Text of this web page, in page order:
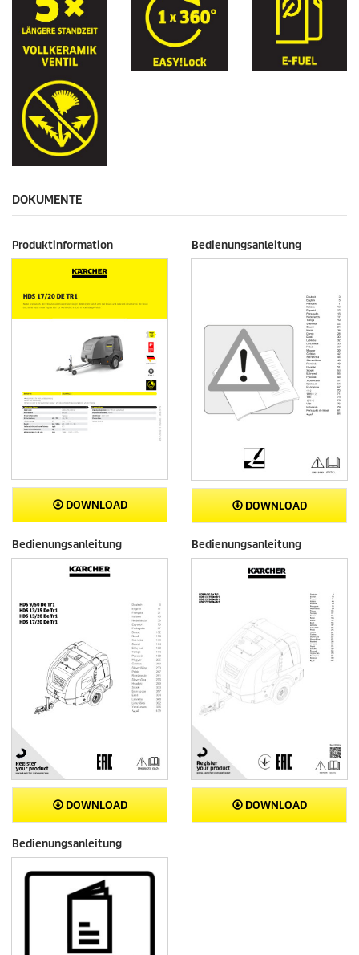
DOKUMENTE
Produktinformation
DOWNLOAD
Bedienungsanleitung
DOWNLOAD
Bedienungsanleitung
DOWNLOAD
Bedienungsanleitung
DOWNLOAD
Bedienungsanleitung